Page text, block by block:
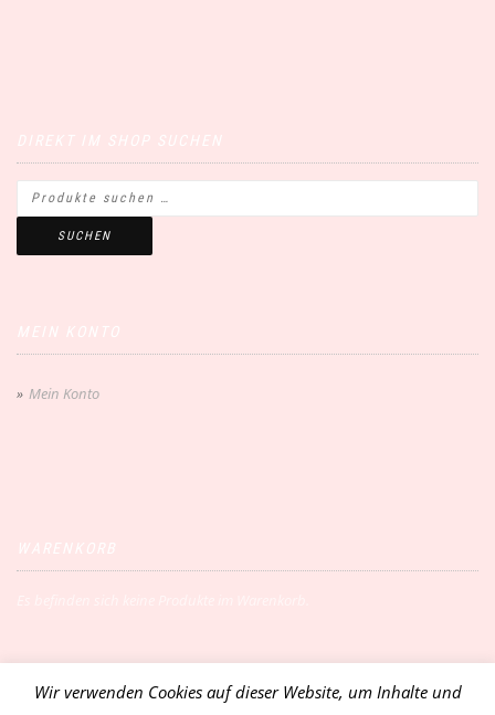
SUCHEN
Mein Konto
Wir verwenden Cookies auf dieser Website, um Inhalte und